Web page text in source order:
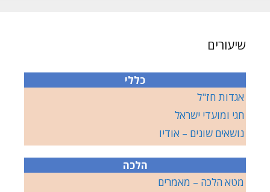
שיעורים
כללי
אגדות חז"ל
חגי ומועדי ישראל
נושאים שונים – אודיו
הלכה
מטא הלכה – מאמרים